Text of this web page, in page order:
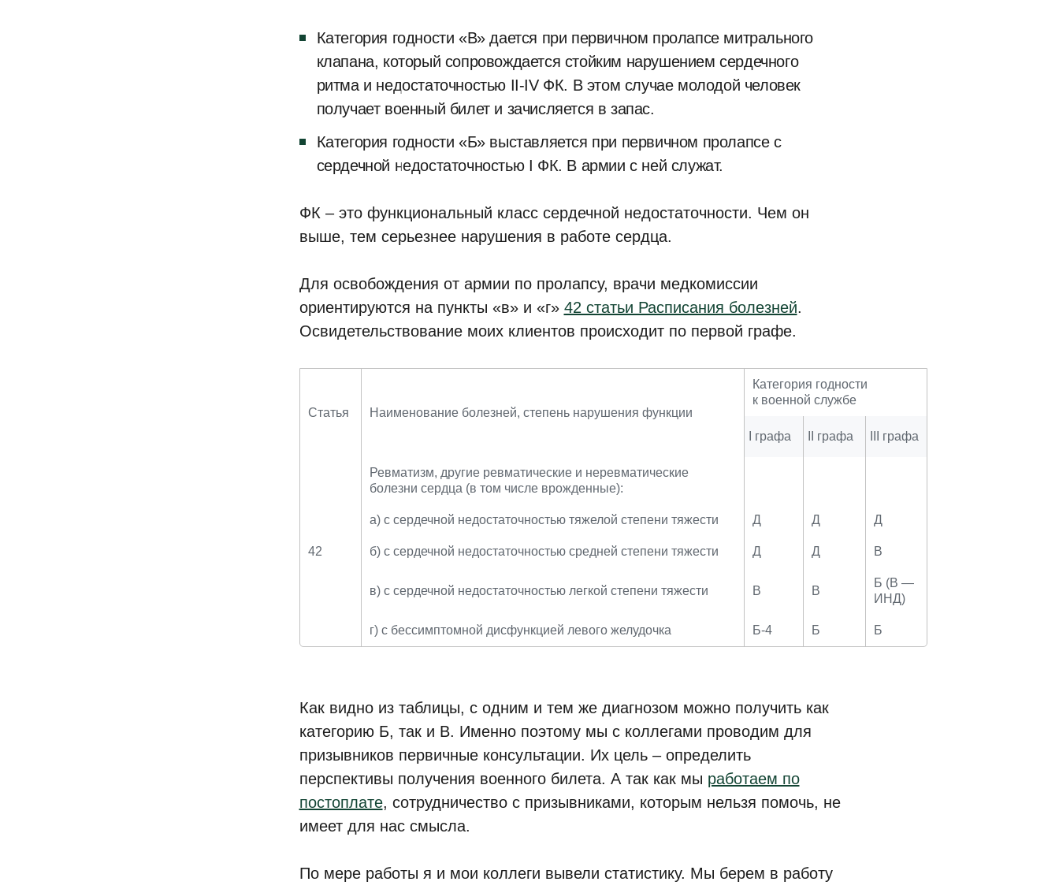
Категория годности «В» дается при первичном пролапсе митрального
клапана, который сопровождается стойким нарушением сердечного
ритма и недостаточностью II-IV ФК. В этом случае молодой человек
получает военный билет и зачисляется в запас.
Категория годности «Б» выставляется при первичном пролапсе с
сердечной недостаточностью I ФК. В армии с ней служат.
ФК – это функциональный класс сердечной недостаточности. Чем он
выше, тем серьезнее нарушения в работе сердца.
Для освобождения от армии по пролапсу, врачи медкомиссии
ориентируются на пункты «в» и «г» 42 статьи Расписания болезней.
Освидетельствование моих клиентов происходит по первой графе.
Статья Наименование болезней, степень нарушения функции
Категория годности
к военной службе
I графа II графа III графа
42
Ревматизм, другие ревматические и неревматические
болезни сердца (в том числе врожденные):
а) с сердечной недостаточностью тяжелой степени тяжести Д Д Д
б) с сердечной недостаточностью средней степени тяжести Д Д В
в) с сердечной недостаточностью легкой степени тяжести В В
Б (В —
ИНД)
г) с бессимптомной дисфункцией левого желудочка Б-4 Б Б
Как видно из таблицы, с одним и тем же диагнозом можно получить как
категорию Б, так и В. Именно поэтому мы с коллегами проводим для
призывников первичные консультации. Их цель – определить
перспективы получения военного билета. А так как мы работаем по
постоплате, сотрудничество с призывниками, которым нельзя помочь, не
имеет для нас смысла.
По мере работы я и мои коллеги вывели статистику. Мы берем в работу